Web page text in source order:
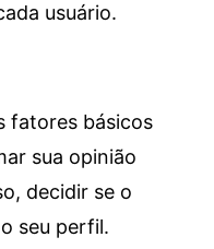
usuário.
fatores básicos
sua opinião
decidir se o
seu perfil.